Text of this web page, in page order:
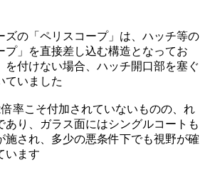
ズの「ペリスコープ」は、ハッチ等の
プ」を直接差し込む構造となってお
を付けない場合、ハッチ開口部を塞ぐ
ていました
率こそ付加されていないものの、れ
あり、ガラス面にはシングルコートも
施され、多少の悪条件下でも視野が確
います